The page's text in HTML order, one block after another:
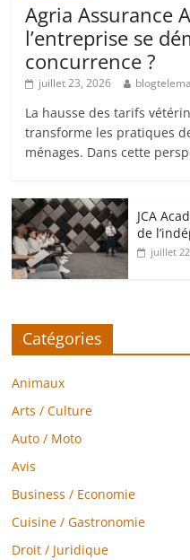
Agria Assurance
l’entreprise se
concurrence ?
juillet 23, 2026
La hausse des tarifs
transforme les pratiques
ménages. Dans cette
JCA
de
juillet
Catégories
Animaux
Arts / Culture
Auto / Moto
Avis
Business / Economie
Cuisine / Gastronomie
Droit / Juridique